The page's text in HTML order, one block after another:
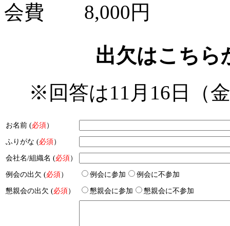
会費 8,000円
出欠はこちら
※回答は11月16日（
お名前 (必須）
ふりがな (必須）
会社名/組織名 (必須）
例会の出欠 (必須） 例会に参加 例会に不参加
懇親会の出欠 (必須） 懇親会に参加 懇親会に不参加